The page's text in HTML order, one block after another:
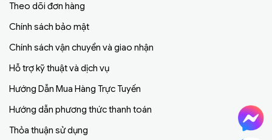
Theo dõi đơn hàng
Chính sách bảo mật
Chính sách vận chuyển và giao nhận
Hỗ trợ kỹ thuật và dịch vụ
Hướng Dẫn Mua Hàng Trực Tuyến
Hướng dẫn phương thức thanh toán
Thỏa thuận sử dụng